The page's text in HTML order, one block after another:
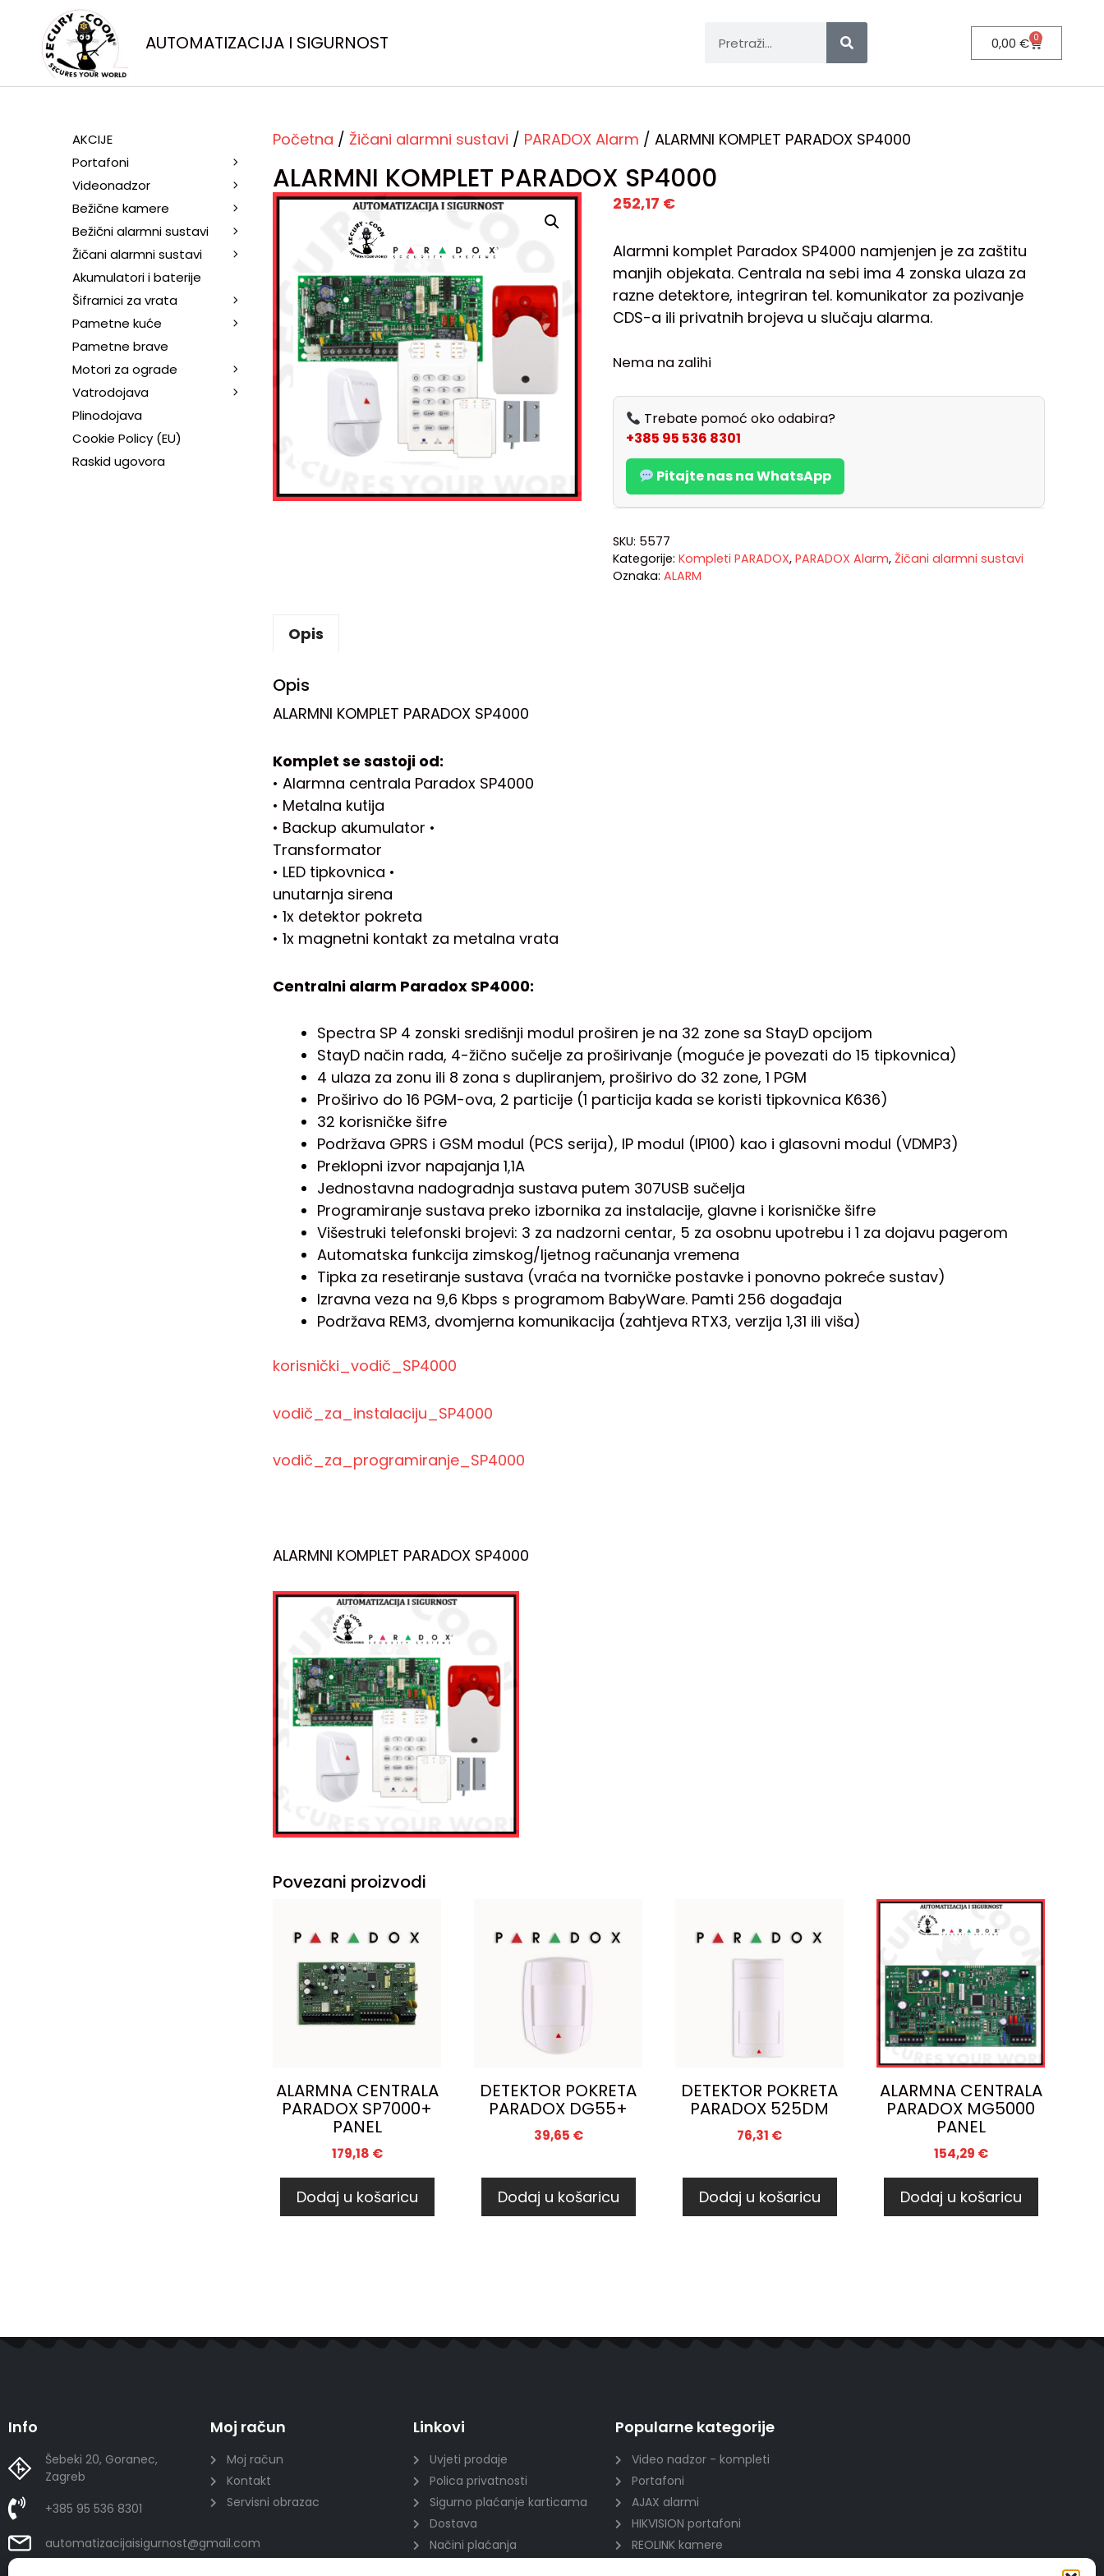
AUTOMATIZACIJA I SIGURNOST 0,00€ 0
Početna / Žičani alarmni sustavi / PARADOX Alarm / ALARMNI KOMPLET PARADOX SP4000
ALARMNI KOMPLET PARADOX SP4000
252,17 €
Alarmni komplet Paradox SP4000 namjenjen je za zaštitu
manjih objekata. Centrala na sebi ima 4 zonska ulaza za
razne detektore, integriran tel. komunikator za pozivanje
CDS-a ili privatnih brojeva u slučaju alarma.
Nema na zalihi
Trebate pomoć oko odabira?
+385 95 536 8301
Pitajte nas na WhatsApp
SKU: 5577
Kategorije: Kompleti PARADOX, PARADOX Alarm, Žičani alarmni sustavi
Oznaka: ALARM
Opis
Opis
ALARMNI KOMPLET PARADOX SP4000
Komplet se sastoji od:
• Alarmna centrala Paradox SP4000
• Metalna kutija
• Backup akumulator •
Transformator
• LED tipkovnica •
unutarnja sirena
• 1x detektor pokreta
• 1x magnetni kontakt za metalna vrata
Centralni alarm Paradox SP4000:
Spectra SP 4 zonski središnji modul proširen je na 32 zone sa StayD opcijom
StayD način rada, 4-žično sučelje za proširivanje (moguće je povezati do 15 tipkovnica)
4 ulaza za zonu ili 8 zona s dupliranjem, proširivo do 32 zone, 1 PGM
Proširivo do 16 PGM-ova, 2 particije (1 particija kada se koristi tipkovnica K636)
32 korisničke šifre
Podržava GPRS i GSM modul (PCS serija), IP modul (IP100) kao i glasovni modul (VDMP3)
Preklopni izvor napajanja 1,1A
Jednostavna nadogradnja sustava putem 307USB sučelja
Programiranje sustava preko izbornika za instalacije, glavne i korisničke šifre
Višestruki telefonski brojevi: 3 za nadzorni centar, 5 za osobnu upotrebu i 1 za dojavu pagerom
Automatska funkcija zimskog/ljetnog računanja vremena
Tipka za resetiranje sustava (vraća na tvorničke postavke i ponovno pokreće sustav)
Izravna veza na 9,6 Kbps s programom BabyWare. Pamti 256 događaja
Podržava REM3, dvomjerna komunikacija (zahtjeva RTX3, verzija 1,31 ili viša)
korisnički_vodič_SP4000
vodič_za_instalaciju_SP4000
vodič_za_programiranje_SP4000
ALARMNI KOMPLET PARADOX SP4000
Povezani proizvodi
ALARMNA CENTRALA
PARADOX SP7000+
PANEL
179,18 €
Dodaj u košaricu
DETEKTOR POKRETA
PARADOX DG55+
39,65 €
Dodaj u košaricu
DETEKTOR POKRETA
PARADOX 525DM
76,31 €
Dodaj u košaricu
ALARMNA CENTRALA
PARADOX MG5000
PANEL
154,29 €
Dodaj u košaricu
AKCIJE
Portafoni
Videonadzor
Bežične kamere
Bežični alarmni sustavi
Žičani alarmni sustavi
Akumulatori i baterije
Šifrarnici za vrata
Pametne kuće
Pametne brave
Motori za ograde
Vatrodojava
Plinodojava
Cookie Policy (EU)
Raskid ugovora
Info
Šebeki 20, Goranec,
Zagreb
+385 95 536 8301
automatizacijaisigurnost@gmail.com
Moj račun
Moj račun
Kontakt
Servisni obrazac
Linkovi
Uvjeti prodaje
Polica privatnosti
Sigurno plaćanje karticama
Dostava
Načini plaćanja
Popularne kategorije
Video nadzor - kompleti
Portafoni
AJAX alarmi
HIKVISION portafoni
REOLINK kamere